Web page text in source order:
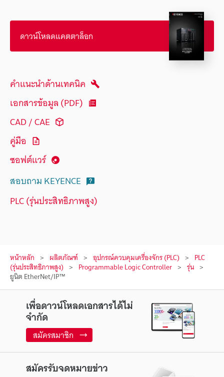
ดาวน์โหลดแคตตาล็อก
คำแนะนำด้านเทคนิค
เอกสารข้อมูล (PDF)
CAD / CAE
คู่มือ
ซอฟต์แวร์
สอบถาม KEYENCE
PLC (รุ่นประสิทธิภาพสูง)
หน้าหลัก ผลิตภัณฑ์ อุปกรณ์ควบคุมเครื่องจักร (PLC) PLC
(รุ่นประสิทธิภาพสูง) Programmable Logic Controller รุ่น
ยูนิต EtherNet/IP™
เพื่อดาวน์โหลดเอกสารได้ไม่
จำกัด
สมัครสมาชิก
สมัครรับจดหมายข่าว